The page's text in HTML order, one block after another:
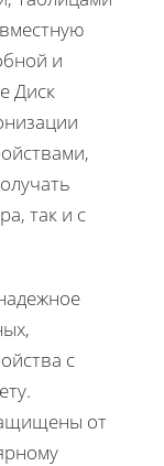
и
Диск
так и с
с
от